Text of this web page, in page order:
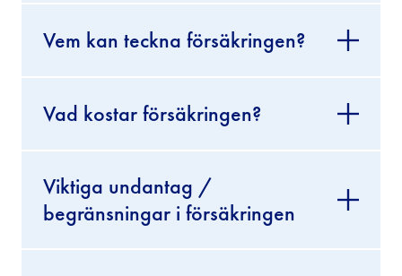
Vem kan teckna försäkringen?
Vad kostar försäkringen?
Viktiga undantag /
begränsningar i försäkringen